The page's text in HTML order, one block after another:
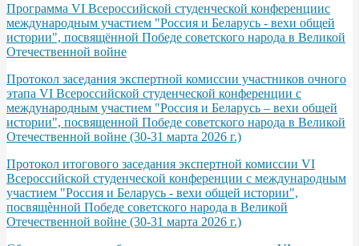
Программа VІ Всероссийской студенческой конференциис
международным участием "Россия и Беларусь - вехи общей
истории", посвящённой Победе советского народа в Великой
Отечественной войне
Протокол заседания экспертной комиссии участников очного
этапа VI Всероссийской студенческой конференции с
международным участием "Россия и Беларусь – вехи общей
истории", посвященной Победе советского народа в Великой
Отечественной войне (30-31 марта 2026 г.)
Протокол итогового заседания экспертной комиссии VI
Всероссийской студенческой конференции с международным
участием "Россия и Беларусь - вехи общей истории",
посвящѐнной Победе советского народа в Великой
Отечественной войне (30-31 марта 2026 г.)